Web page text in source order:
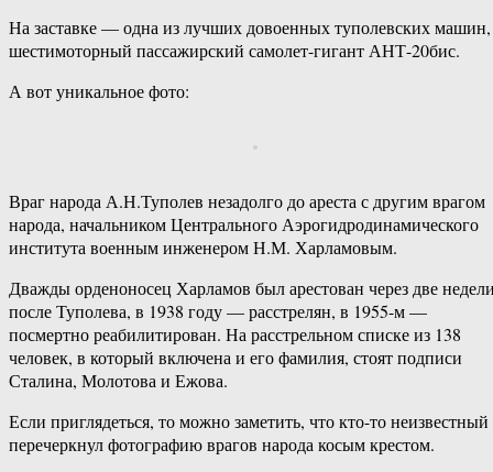
На заставке — одна из лучших довоенных туполевских машин,
шестимоторный пассажирский самолет-гигант АНТ-20бис.
А вот уникальное фото:
Враг народа А.Н.Туполев незадолго до ареста с другим врагом
народа, начальником Центрального Аэрогидродинамического
института военным инженером Н.М. Харламовым.
Дважды орденоносец Харламов был арестован через две
после Туполева, в 1938 году — расстрелян, в 1955-м —
посмертно реабилитирован. На расстрельном списке из 138
человек, в который включена и его фамилия, стоят подписи
Сталина, Молотова и Ежова.
Если приглядеться, то можно заметить, что кто-то неизвестный
перечеркнул фотографию врагов народа косым крестом.